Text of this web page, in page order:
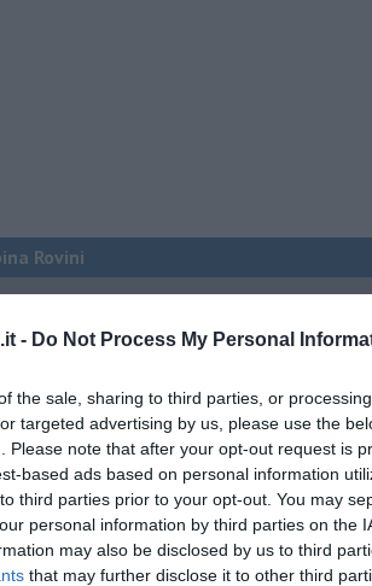
- Do Not Process My Personal
the sale, sharing to third parties, or
targeted advertising by us, please use the
Please note that after your opt-out request is
based ads based on personal information
third parties prior to your opt-out. You may
personal information by third parties on the
may also be disclosed by us to third
that may further disclose it to other third
Rovini
di cocco
gelatina al melone e lavanda
IGP
padano